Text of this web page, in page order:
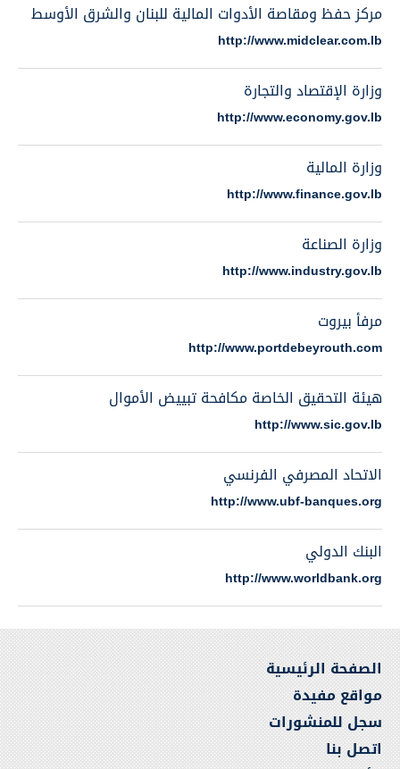
مركز حفظ ومقاصة الأدوات المالية للبنان والشرق الأوسط
http://www.midclear.com.lb
وزارة الإقتصاد والتجارة
http://www.economy.gov.lb
وزارة المالية
http://www.finance.gov.lb
وزارة الصناعة
http://www.industry.gov.lb
مرفأ بيروت
http://www.portdebeyrouth.com
هيئة التحقيق الخاصة مكافحة تبييض الأموال
http://www.sic.gov.lb
الاتحاد المصرفي الفرنسي
http://www.ubf-banques.org
البنك الدولي
http://www.worldbank.org
الصفحة الرئيسية
مواقع مفيدة
سجل للمنشورات
اتصل بنا